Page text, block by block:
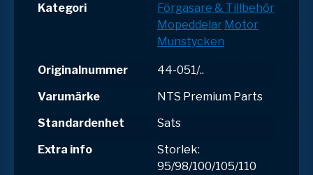
Kategori
Förgasare & Tillbehör
Mopeddelar Motor
Munstycken
Originalnummer
44-051/..
Varumärke
NTS Premium Parts
Standardenhet
Sats
Extra info
Storlek:
95/98/100/105/110